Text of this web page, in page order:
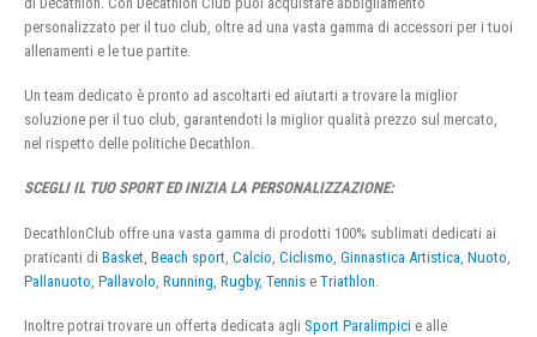
personalizzato per il tuo club, oltre ad una vasta gamma di accessori per i tuoi
allenamenti e le tue partite.
Un team dedicato è pronto ad ascoltarti ed aiutarti a trovare la miglior
soluzione per il tuo club, garantendoti la miglior qualità prezzo sul mercato,
nel rispetto delle politiche Decathlon.
SCEGLI IL TUO SPORT ED INIZIA LA PERSONALIZZAZIONE:
DecathlonClub offre una vasta gamma di prodotti 100% sublimati dedicati ai
praticanti di Basket Beach sport Calcio Ciclismo Ginnastica Artistica Nuoto
Pallanuoto Pallavolo Running Rugby, Tennis e Triathlon
Inoltre potrai trovare un offerta dedicata agli Sport Paralimpici e alle